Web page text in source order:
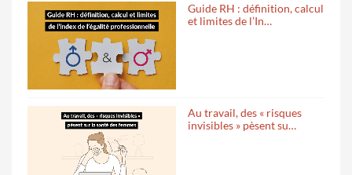
Guide RH : définition, calcul
et limites de l’In…
Au travail, des « risques
invisibles » pèsent su…